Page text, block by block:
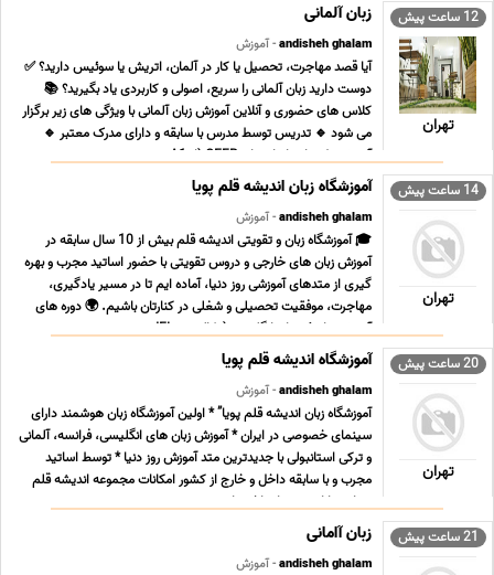
12 ساعت پیش
تهران
زبان آلمانی
andisheh ghalam- آموزش
آیا قصد مهاجرت، تحصیل یا کار در آلمان، اتریش یا سوئیس دارید؟ ✅
دوست دارید زبان آلمانی را سریع، اصولی و کاربردی یاد بگیرید؟ 📚
کلاس های حضوری و آنلاین آموزش زبان آلمانی با ویژگی های زیر برگزار
می شود 🔹 تدریس توسط مدرس با سابقه و دارای مدرک معتبر 🔹
آموزش طبق استانداردهای CEFR (از A1 ... ...
14 ساعت پیش
تهران
آموزشگاه زبان اندیشه قلم پویا
andisheh ghalam- آموزش
🎓 آموزشگاه زبان و تقویتی اندیشه قلم بیش از 10 سال سابقه در
آموزش زبان های خارجی و دروس تقویتی با حضور اساتید مجرب و بهره
گیری از متدهای آموزشی روز دنیا، آماده ایم تا در مسیر یادگیری،
مهاجرت، موفقیت تحصیلی و شغلی در کنارتان باشیم. 🌍 دوره های
آموزش زبان ✅ زبان انگلیسی (مکالمه – IEL ... ...
20 ساعت پیش
تهران
آموزشگاه اندیشه قلم پویا
andisheh ghalam- آموزش
آموزشگاه زبان اندیشه قلم پویا” * اولین آموزشگاه زبان هوشمند دارای
سینمای خصوصی در ایران * آموزش زبان های انگلیسی، فرانسه، آلمانی
و ترکی استانبولی با جدیدترین متد آموزش روز دنیا * توسط اساتید
مجرب و با سابقه داخل و خارج از کشور امکانات مجموعه اندیشه قلم
پویا – دارای سینمای اختصاصی ... ...
21 ساعت پیش زبان آامانی
andisheh ghalam- آموزش